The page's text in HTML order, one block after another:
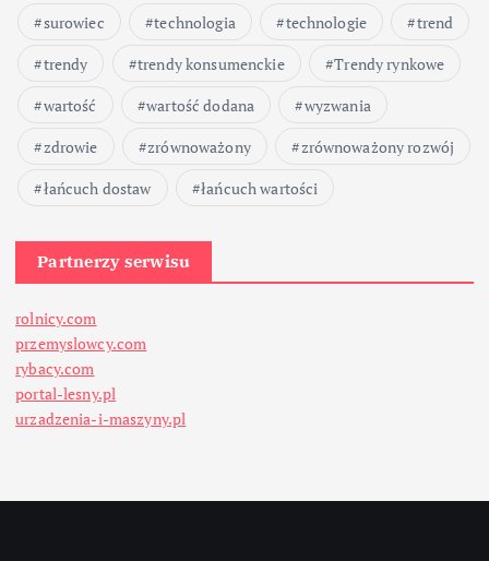
surowiec
technologia technologie
trend
trendy
trendy konsumenckie
Trendy rynkowe
wartość
wartość dodana
wyzwania
zdrowie
zrównoważony
zrównoważony rozwój
łańcuch dostaw
łańcuch wartości
Partnerzy serwisu
rolnicy.com
przemyslowcy.com
rybacy.com
portal-lesny.pl
urzadzenia-i-maszyny.pl